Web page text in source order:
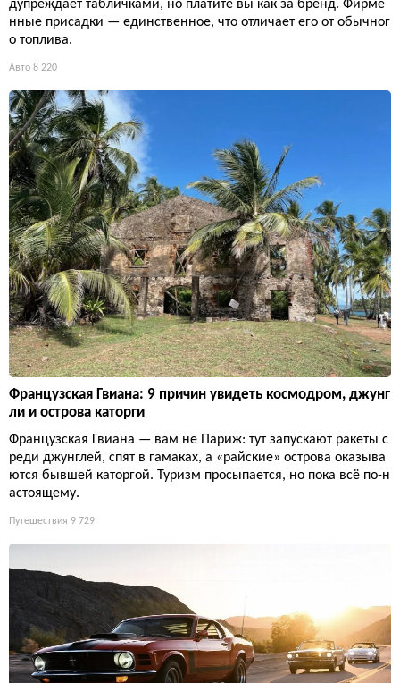
дупреждает табличками, но платите вы как за бренд. Фирме
нные присадки — единственное, что отличает его от обычног
о топлива.
Авто 8 220
Французская Гвиана: 9 причин увидеть космодром, джунг
ли и острова каторги
Французская Гвиана — вам не Париж: тут запускают ракеты с
реди джунглей, спят в гамаках, а «райские» острова оказыва
ются бывшей каторгой. Туризм просыпается, но пока всё по-н
астоящему.
Путешествия 9 729